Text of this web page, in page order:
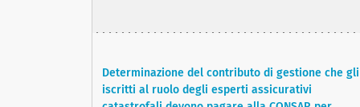
Determinazione del contributo di gestione che gli
iscritti al ruolo degli esperti assicurativi